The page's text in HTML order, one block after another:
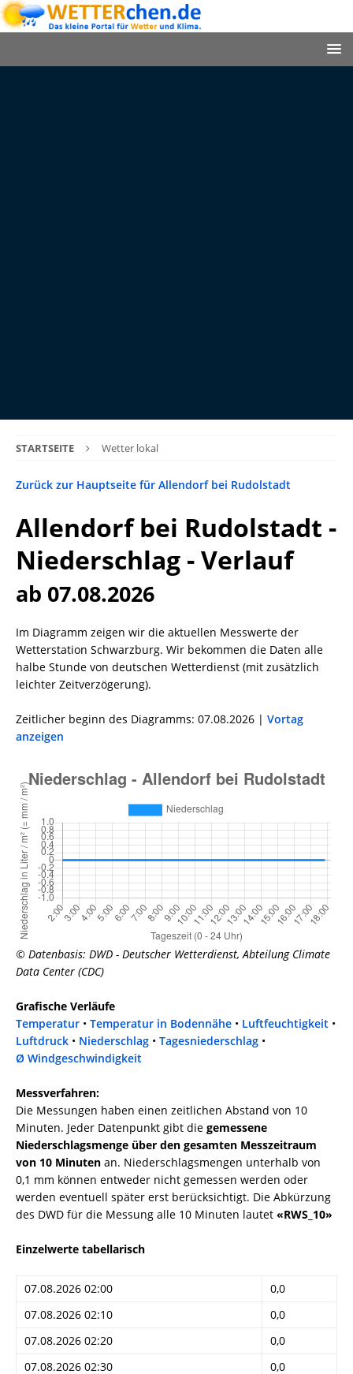
STARTSEITE Wetter lokal
Zurück zur Hauptseite für Allendorf bei Rudolstadt
Allendorf bei Rudolstadt -
Niederschlag - Verlauf
ab 07.08.2026
Im Diagramm zeigen wir die aktuellen Messwerte der
Wetterstation Schwarzburg. Wir bekommen die Daten alle
halbe Stunde von deutschen Wetterdienst (mit zusätzlich
leichter Zeitverzögerung).
Zeitlicher beginn des Diagramms: 07.08.2026 | Vortag
anzeigen
© Datenbasis: DWD - Deutscher Wetterdienst, Abteilung Climate
Data Center (CDC)
Grafische Verläufe
Temperatur • Temperatur in Bodennähe • Luftfeuchtigkeit •
Luftdruck • Niederschlag • Tagesniederschlag •
Ø Windgeschwindigkeit
Messverfahren:
Die Messungen haben einen zeitlichen Abstand von 10
Minuten. Jeder Datenpunkt gibt die gemessene
Niederschlagsmenge über den gesamten Messzeitraum
von 10 Minuten an. Niederschlagsmengen unterhalb von
0,1 mm können entweder nicht gemessen werden oder
werden eventuell später erst berücksichtigt. Die Abkürzung
des DWD für die Messung alle 10 Minuten lautet «RWS_10»
Einzelwerte tabellarisch
07.08.2026 02:00
0,0
07.08.2026 02:10
0,0
07.08.2026 02:20
0,0
07.08.2026 02:30
0,0